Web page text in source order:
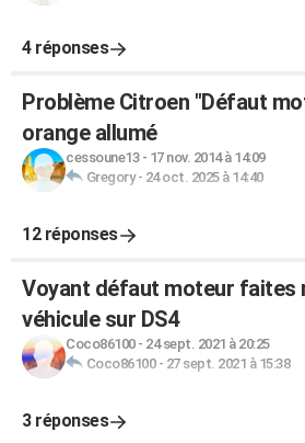
4 réponses
Problème Citroen "Défaut
orange allumé
cessoune13- 17 nov. 2014 à 14:09
Gregory- 24 oct. 2025 à 14:40
12 réponses
Voyant défaut moteur faites
véhicule sur DS4
Coco86100- 24 sept. 2021 à 20:25
Coco86100- 27 sept. 2021 à 15:38
3 réponses